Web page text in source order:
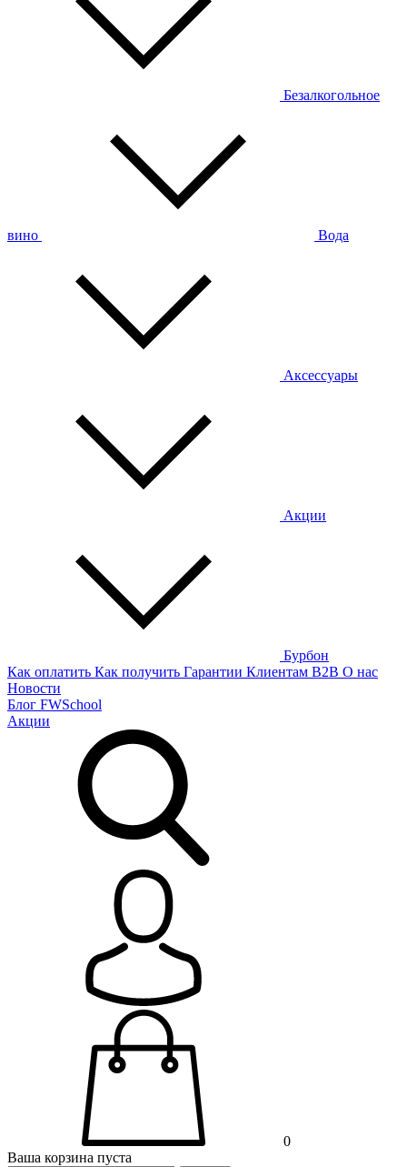
Безалкогольное
вино Вода
Аксессуары
Акции
Бурбон
Как оплатить Как получить Гарантии Клиентам B2B О нас
Новости
Блог FWSchool
Акции
0
Ваша корзина пуста